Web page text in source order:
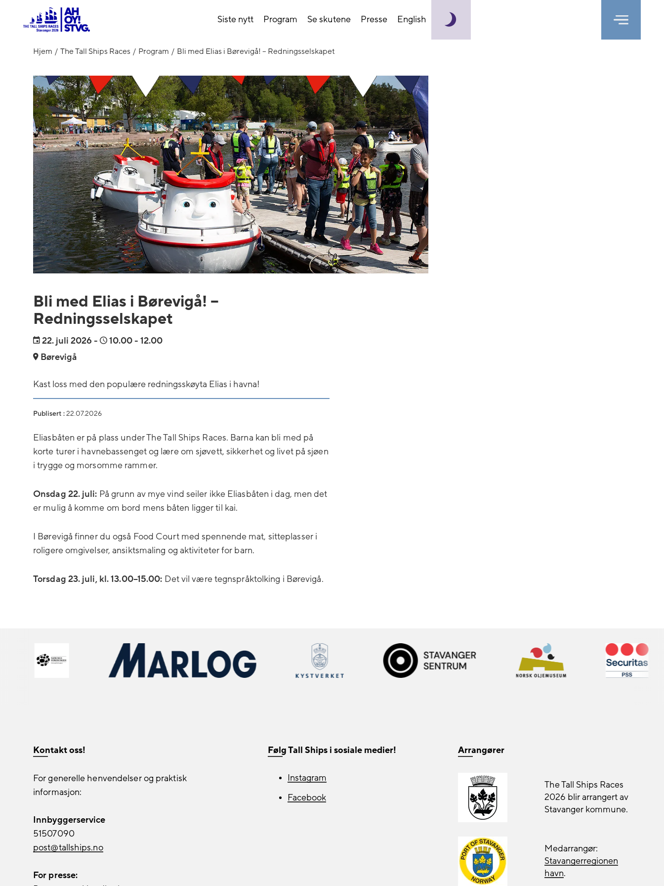
Siste nytt Program Se skutene Presse English
Hjem The Tall Ships Races Program Bli med Elias i Børevigå! – Redningsselskapet
Bli med Elias i Børevigå! –
Redningsselskapet
22. juli 2026 - 10.00 - 12.00
Børevigå
Kast loss med den populære redningsskøyta Elias i havna!
Publisert : 22.07.2026
Eliasbåten er på plass under The Tall Ships Races. Barna kan bli med på
korte turer i havnebassenget og lære om sjøvett, sikkerhet og livet på sjøen
i trygge og morsomme rammer.
Onsdag 22. juli: På grunn av mye vind seiler ikke Eliasbåten i dag, men det
er mulig å komme om bord mens båten ligger til kai.
I Børevigå finner du også Food Court med spennende mat, sitteplasser i
roligere omgivelser, ansiktsmaling og aktiviteter for barn.
Torsdag 23. juli, kl. 13.00–15.00: Det vil være tegnspråktolking i Børevigå.
Kontakt oss!
For generelle henvendelser og praktisk
informasjon:
Innbyggerservice
51507090
post@tallships.no
For presse:
Følg Tall Ships i sosiale medier!
Instagram
Facebook
Arrangører
The Tall Ships Races
2026 blir arrangert av
Stavanger kommune.
Medarrangør:
Stavangerregionen
havn.